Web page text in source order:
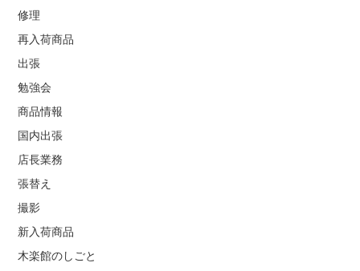
修理
再入荷商品
出張
勉強会
商品情報
国内出張
店長業務
張替え
撮影
新入荷商品
木楽館のしごと